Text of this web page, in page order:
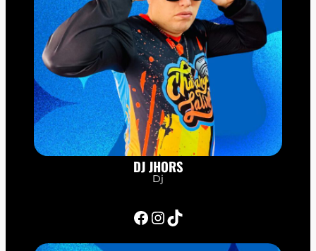
DJ JHORS
Dj
Facebook InstagramTikTok